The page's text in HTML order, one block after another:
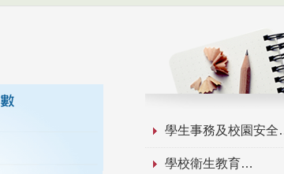
學生事務及校園安全
學校衛生教育